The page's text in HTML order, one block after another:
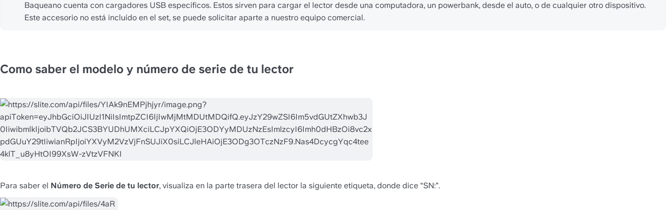
Baqueano cuenta con cargadores USB específicos. Estos sirven para cargar el lector desde una computadora, un powerbank, desde el auto, o de cualquier otro dispositivo.
Este accesorio no está incluído en el set, se puede solicitar aparte a nuestro equipo comercial.
Como saber el modelo y número de serie de tu lector
Para saber el Número de Serie de tu lector, visualiza en la parte trasera del lector la siguiente etiqueta, donde dice “SN:”.